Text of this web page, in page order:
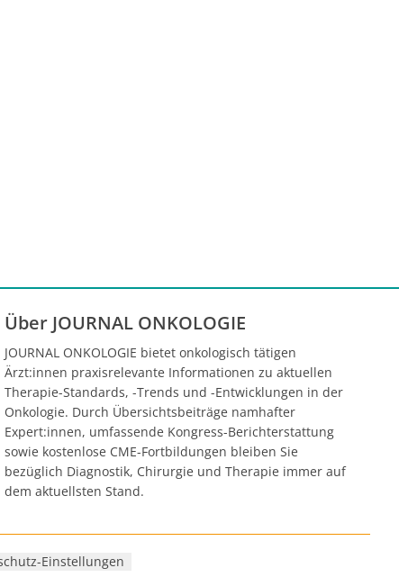
Über JOURNAL ONKOLOGIE
JOURNAL ONKOLOGIE bietet onkologisch tätigen
Ärzt:innen praxisrelevante Informationen zu aktuellen
Therapie-Standards, -Trends und -Entwicklungen in der
Onkologie. Durch Übersichtsbeiträge namhafter
Expert:innen, umfassende Kongress-Berichterstattung
sowie kostenlose CME-Fortbildungen bleiben Sie
bezüglich Diagnostik, Chirurgie und Therapie immer auf
dem aktuellsten Stand.
Einstellungen